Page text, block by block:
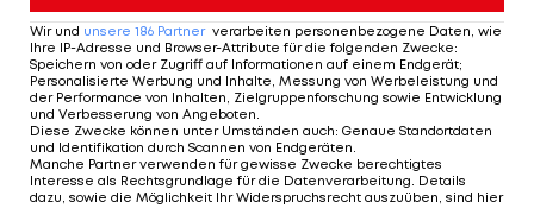
um es gut zu machen.“
Die Basisarbeit
Der Rohdiamant Bolt benötigte Feinschliff. „Der
Schwerpunkt lag darauf, ihn technisch so korrekt
wie möglich laufen zu lassen. Das hat über zwei
Wir und unsere 186 Partner verarbeiten personenbezogene Daten, wie
Ihre IP-Adresse und Browser-Attribute für die folgenden Zwecke:
Speichern von oder Zugriff auf Informationen auf einem Endgerät;
Personalisierte Werbung und Inhalte, Messung von Werbeleistung und
der Performance von Inhalten, Zielgruppenforschung sowie Entwicklung
und Verbesserung von Angeboten.
Diese Zwecke können unter Umständen auch: Genaue Standortdaten
und Identifikation durch Scannen von Endgeräten.
Manche Partner verwenden für gewisse Zwecke berechtigtes
Interesse als Rechtsgrundlage für die Datenverarbeitung. Details
dazu, sowie die Möglichkeit Ihr Widerspruchsrecht auszuüben, sind hier